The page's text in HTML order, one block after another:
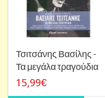
Τσιτσάνης Βασίλης -
Τα μεγάλα τραγούδια
15,99€